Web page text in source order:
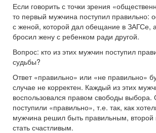
Если говорить с точки зрения
то первый мужчина поступил правильно:
с женой, которой дал обещание в ЗАГСе,
бросил жену с ребенком ради другой.
Вопрос: кто из этих мужчин поступил
судьбы?
Ответ «правильно» или «не правильно»
случае не корректен. Каждый из этих
воспользовался правом свободы выбора.
поступили «правильно», т.е. так, как
мужчина решил быть правильным,
стать счастливым.